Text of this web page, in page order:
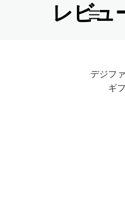
レビュ
デジフ
ギ